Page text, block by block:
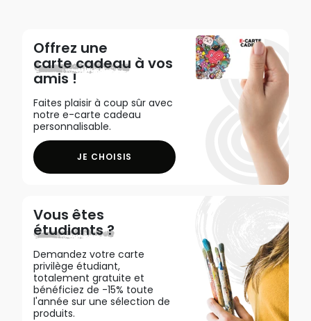
Offrez une
carte cadeau à vos
amis !
Faites plaisir à coup sûr avec
notre e-carte cadeau
personnalisable.
JE CHOISIS
Vous êtes
étudiants ?
Demandez votre carte
privilège étudiant,
totalement gratuite et
bénéficiez de -15% toute
l'année sur une sélection de
produits.